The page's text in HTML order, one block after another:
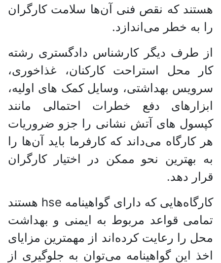
هستند که نقص فنی آن‌ها سلامت کارگران
را به خطر می‌اندازد.
از طرف دیگر کارشناس دادگستری رشته
کار محل استراحت کارکنان، غذاخوری،
سرویس بهداشتی، وسایل کمک های اولیه،
ابزارهای دفع خطرات احتمالی مانند
کپسول های آتش نشانی را جزو ضروریات
هر کارگاه می‌داند که کارفرما باید آن‌ها را
به بهترین نحو ممکن در اختیار کارگران
قرار دهد.
کارگاه‌هایی که دارای گواهینامه hse هستند
تمامی قواعد مربوط به ایمنی و بهداشت
محل را رعایت کرده‌اند از مهمترین مزایای
اخذ این گواهینامه می‌توان به جلوگیری از